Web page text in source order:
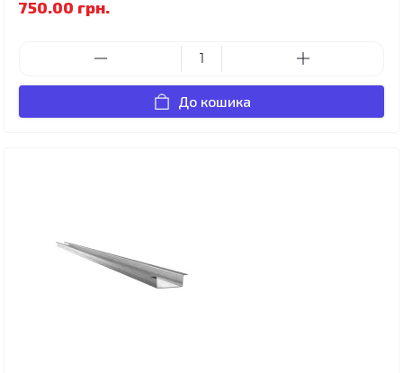
750.00 грн.
До кошика